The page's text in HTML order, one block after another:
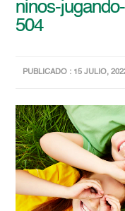
ninos-
504
PUBLICADO : 15 JULIO,